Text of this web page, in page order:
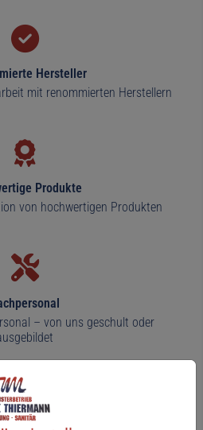
Hersteller
mit renommierten Herstellern
Produkte
von hochwertigen Produkten
– von uns geschult oder